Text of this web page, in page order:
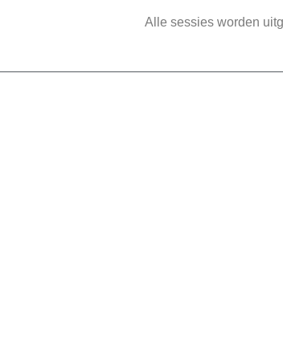
Alle sessies worden